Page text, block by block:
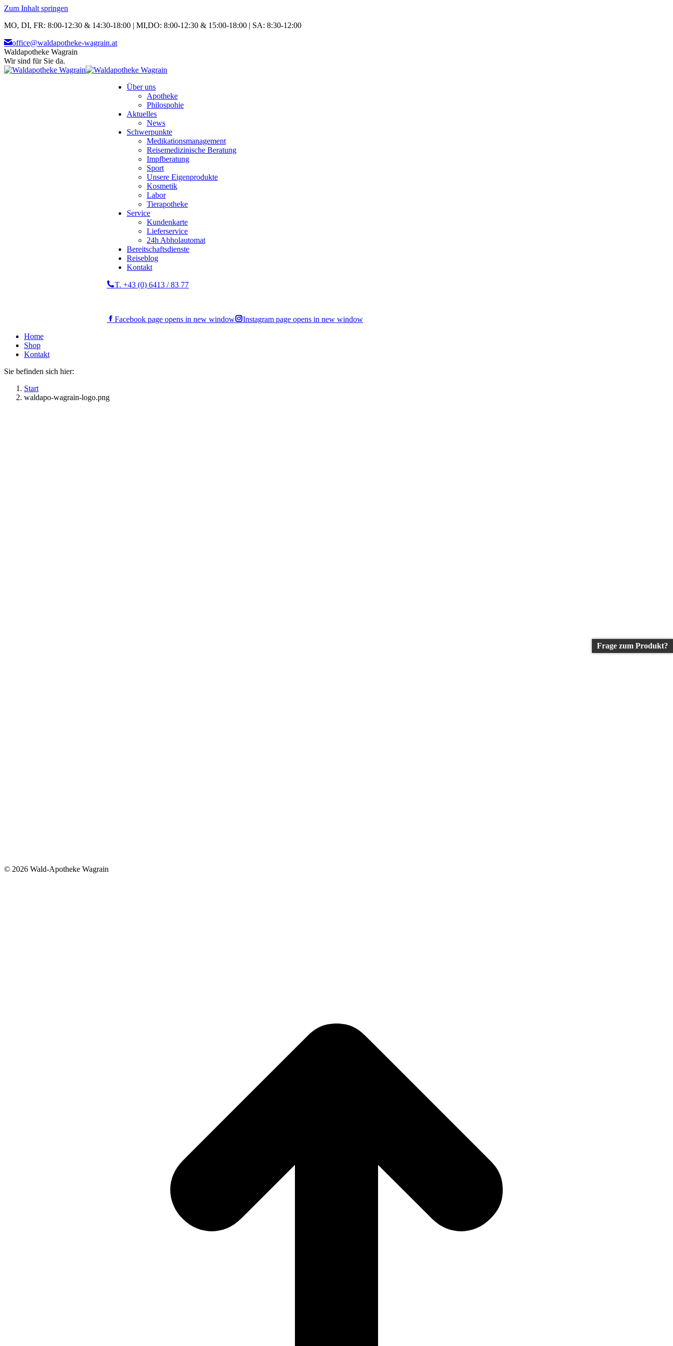
Zum Inhalt springen
MO, DI, FR: 8:00-12:30 & 14:30-18:00 | MI,DO: 8:00-12:30 & 15:00-18:00 | SA: 8:30-12:00
office@waldapotheke-wagrain.at
Waldapotheke Wagrain
Wir sind für Sie da.
Über uns
Apotheke
Philospohie
Aktuelles
News
Schwerpunkte
Medikationsmanagement
Reisemedizinische Beratung
Impfberatung
Sport
Unsere Eigenprodukte
Kosmetik
Labor
Tierapotheke
Service
Kundenkarte
Lieferservice
24h Abholautomat
Bereitschaftsdienste
Reiseblog
Kontakt
T. +43 (0) 6413 / 83 77
Facebook page opens in new window
Instagram page opens in new window
Home
Shop
Kontakt
Sie befinden sich hier:
Start
waldapo-wagrain-logo.png
© 2026 Wald-Apotheke Wagrain
Frage zum Produkt?